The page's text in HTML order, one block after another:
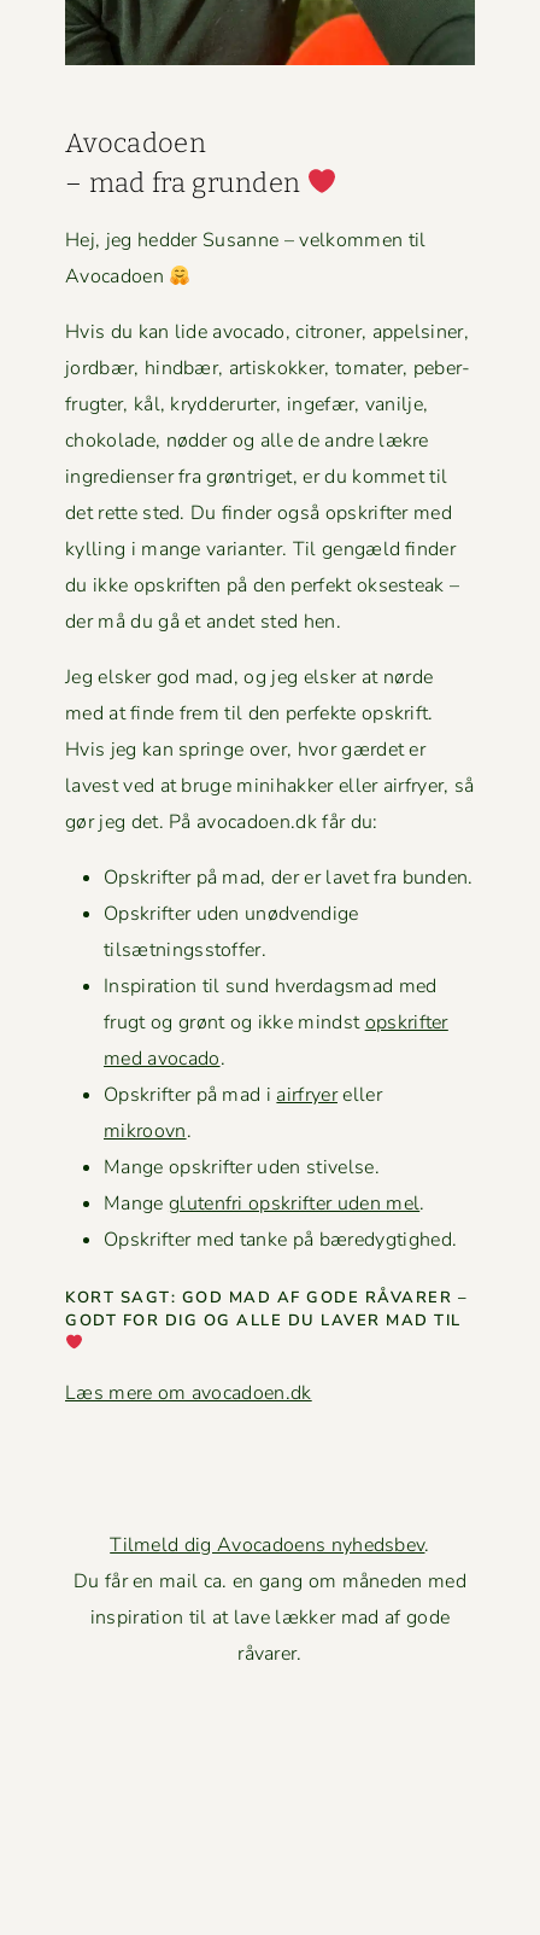
Avo­ca­doen
– mad fra grun­den
Hej, jeg hed­der Susanne – velkom­men til
Avocadoen
Hvis du kan lide avo­ca­do, cit­roner, appelsin­er,
jord­bær, hind­bær, artiskokker, tomater, peber­
frugter, kål, kry­d­derurter, inge­fær, vanil­je,
choko­lade, nød­der og alle de andre lækre
ingre­di­enser fra grøn­triget, er du kom­met til
det rette sted. Du find­er også opskrifter med
kylling i mange vari­anter. Til gengæld find­er
du ikke opskriften på den per­fekt okses­teak –
der må du gå et andet sted hen.
Jeg elsker god mad, og jeg elsker at nørde
med at finde frem til den per­fek­te opskrift.
Hvis jeg kan springe over, hvor gærdet er
lavest ved at bruge mini­hakker eller air­fry­er, så
gør jeg det. På avocadoen.dk får du:
Opskrifter på mad, der er lavet fra bunden.
Opskrifter uden unød­vendi­ge
tilsætningsstoffer.
Inspi­ra­tion til sund hverdags­mad med
frugt og grønt og ikke mindstopskrifter
med avo­ca­do.
Opskrifter på mad i air­fry­ereller
mikroovn.
Mange opskrifter uden stivelse.
Mange gluten­fri opskrifter uden mel.
Opskrifter med tanke på bæredygtighed.
KORT SAGT: GOD MAD AF GODE RÅVAR­ER –
GODT FOR DIG OG ALLE DU LAVER MAD TIL
Læs mere om avocadoen.dk
Tilmeld dig Avocadoens nyhedsbev.
Du får en mail ca. en gang om måneden med
inspiration til at lave lækker mad af gode
råvarer.